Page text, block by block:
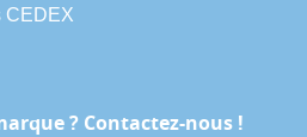
CEDEX
? Contactez-nous !